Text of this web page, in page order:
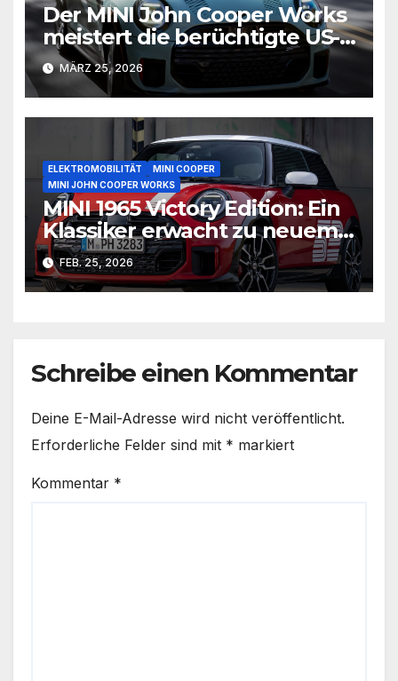
Der MINI John Cooper Works
meistert die berüchtigte US-
129
MÄRZ 25, 2026
ELEKTROMOBILITÄT
MINI COOPER
MINI JOHN COOPER WORKS
MINI 1965 Victory Edition: Ein
Klassiker erwacht zu neuem
Leben
FEB. 25, 2026
Schreibe einen Kommentar
Deine E-Mail-Adresse wird nicht veröffentlicht.
Erforderliche Felder sind mit * markiert
Kommentar *